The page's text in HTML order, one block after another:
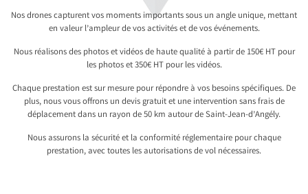
Nos drones capturent vos moments importants sous un angle unique, mettant
en valeur l’ampleur de vos activités et de vos événements.
Nous réalisons des photos et vidéos de haute qualité à partir de 150€ HT pour
les photos et 350€ HT pour les vidéos.
Chaque prestation est sur mesure pour répondre à vos besoins spécifiques. De
plus, nous vous offrons un devis gratuit et une intervention sans frais de
déplacement dans un rayon de 50 km autour de Saint-Jean-d’Angély.
Nous assurons la sécurité et la conformité réglementaire pour chaque
prestation, avec toutes les autorisations de vol nécessaires.